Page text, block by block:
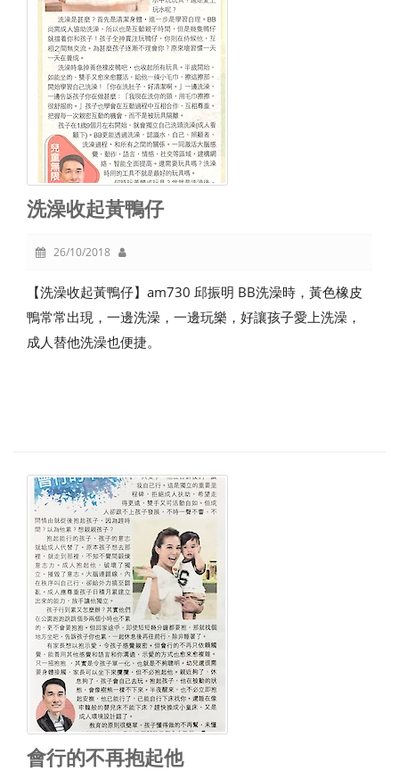
洗澡收起黃鴨仔
26/10/2018
【洗澡收起黃鴨仔】am730 邱振明 BB洗澡時，黃色橡皮
鴨常常出現，一邊洗澡，一邊玩樂，好讓孩子愛上洗澡，
成人替他洗澡也便捷。
會行的不再抱起他